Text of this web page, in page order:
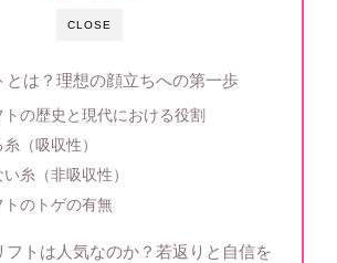
CLOSE
とは？理想の顔立ちへの第一歩
トの歴史と現代における役割
（吸収性）
糸（非吸収性）
トのトゲの有無
フトは人気なのか？若返りと自信を